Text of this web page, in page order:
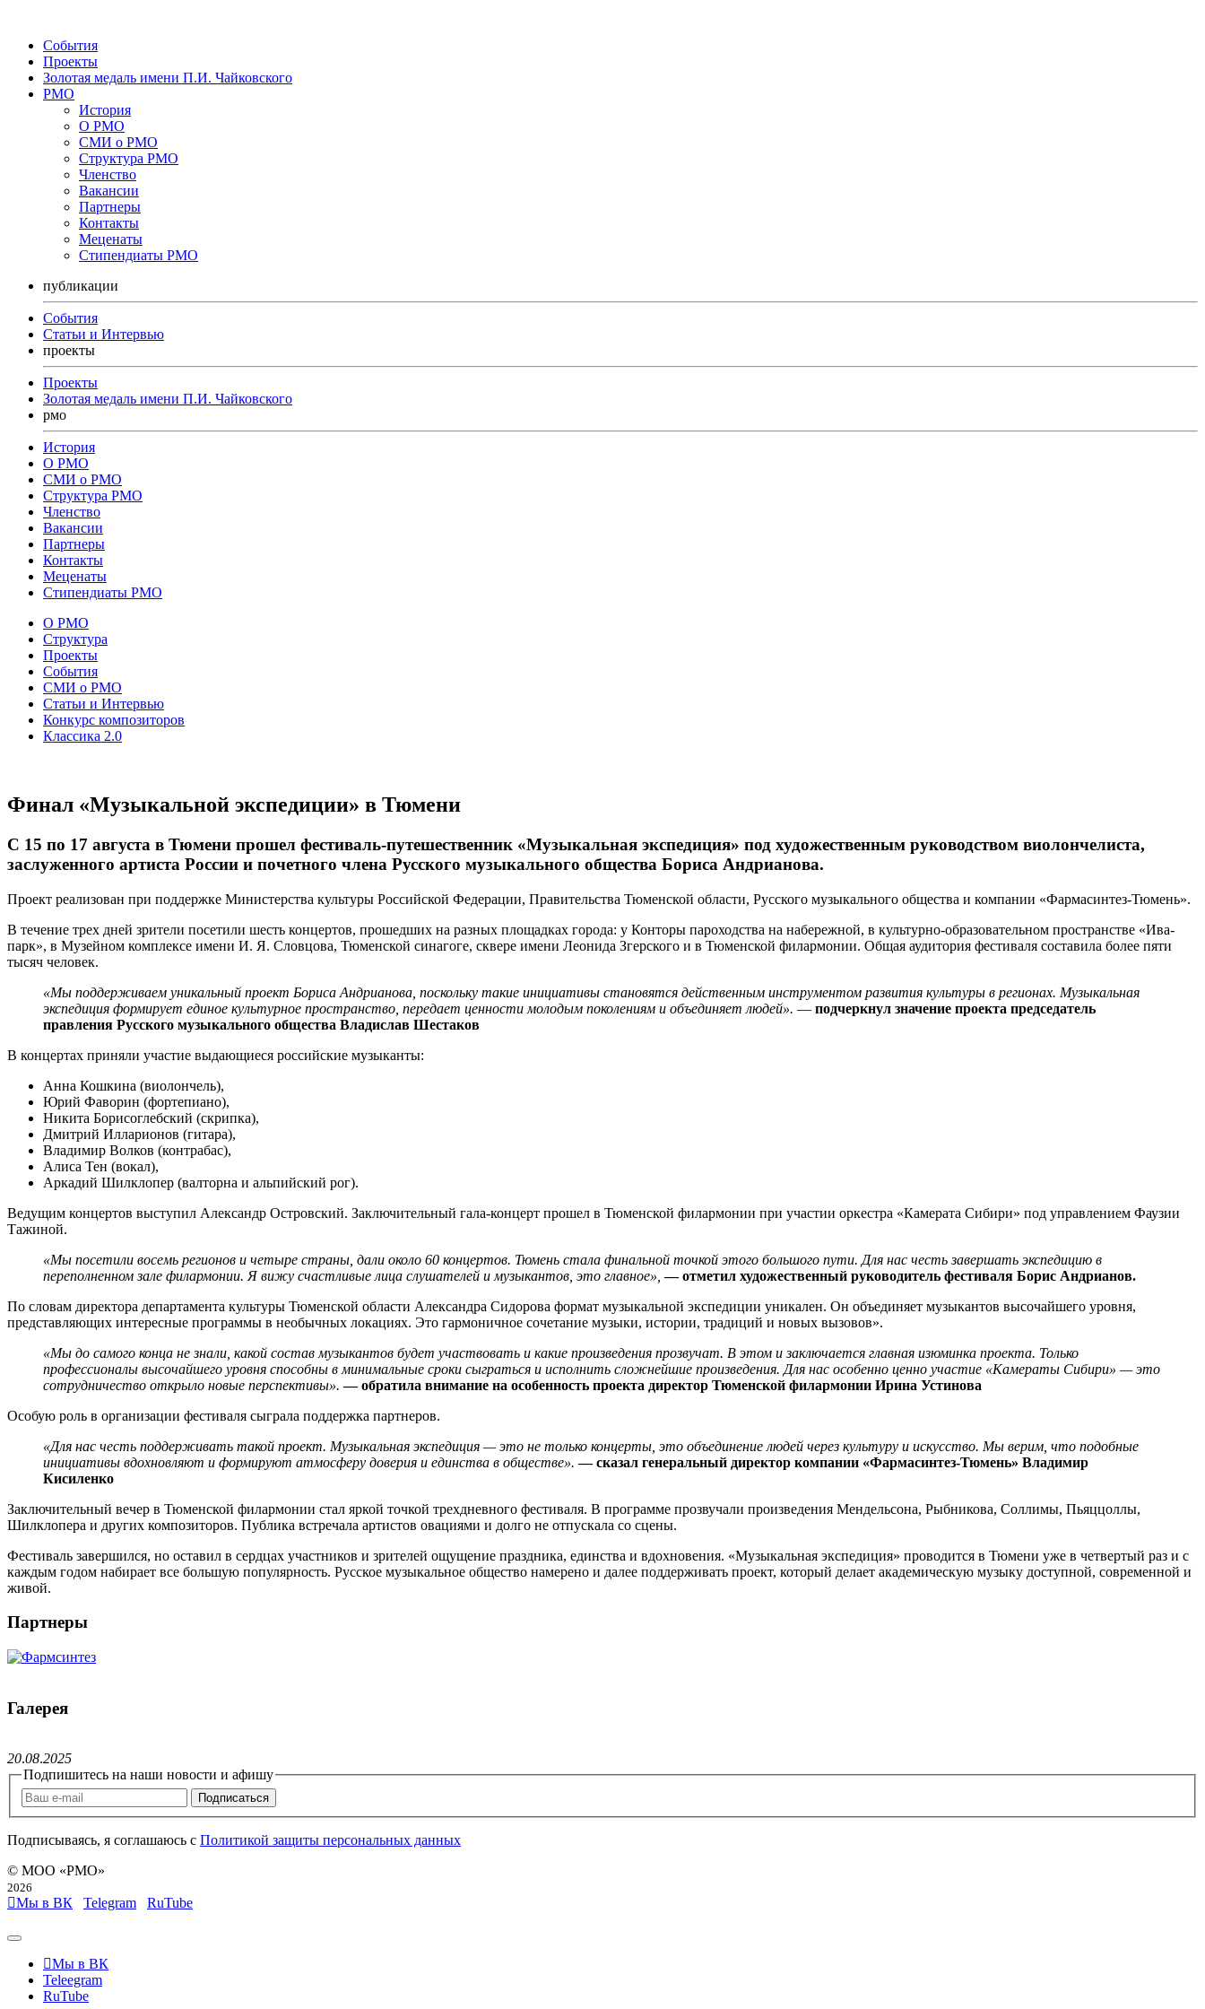
События
Проекты
Золотая медаль имени П.И. Чайковского
РМО
История
О РМО
СМИ о РМО
Структура РМО
Членство
Вакансии
Партнеры
Контакты
Меценаты
Стипендиаты РМО
публикации
События
Статьи и Интервью
проекты
Проекты
Золотая медаль имени П.И. Чайковского
рмо
История
О РМО
СМИ о РМО
Структура РМО
Членство
Вакансии
Партнеры
Контакты
Меценаты
Стипендиаты РМО
О РМО
Структура
Проекты
События
СМИ о РМО
Статьи и Интервью
Конкурс композиторов
Классика 2.0
Финал «Музыкальной экспедиции» в Тюмени
С 15 по 17 августа в Тюмени прошел фестиваль-путешественник «Музыкальная экспедиция» под художественным руководством виолончелиста,
заслуженного артиста России и почетного члена Русского музыкального общества Бориса Андрианова.
Проект реализован при поддержке Министерства культуры Российской Федерации, Правительства Тюменской области, Русского музыкального общества и компании «Фармасинтез-Тюмень».
В течение трех дней зрители посетили шесть концертов, прошедших на разных площадках города: у Конторы пароходства на набережной, в культурно-образовательном пространстве «Ива-
парк», в Музейном комплексе имени И. Я. Словцова, Тюменской синагоге, сквере имени Леонида Згерского и в Тюменской филармонии. Общая аудитория фестиваля составила более пяти
тысяч человек.
«Мы поддерживаем уникальный проект Бориса Андрианова, поскольку такие инициативы становятся действенным инструментом развития культуры в регионах. Музыкальная
экспедиция формирует единое культурное пространство, передает ценности молодым поколениям и объединяет людей». — подчеркнул значение проекта председатель
правления Русского музыкального общества Владислав Шестаков
В концертах приняли участие выдающиеся российские музыканты:
Анна Кошкина (виолончель),
Юрий Фаворин (фортепиано),
Никита Борисоглебский (скрипка),
Дмитрий Илларионов (гитара),
Владимир Волков (контрабас),
Алиса Тен (вокал),
Аркадий Шилклопер (валторна и альпийский рог).
Ведущим концертов выступил Александр Островский. Заключительный гала-концерт прошел в Тюменской филармонии при участии оркестра «Камерата Сибири» под управлением Фаузии
Тажиной.
«Мы посетили восемь регионов и четыре страны, дали около 60 концертов. Тюмень стала финальной точкой этого большого пути. Для нас честь завершать экспедицию в
переполненном зале филармонии. Я вижу счастливые лица слушателей и музыкантов, это главное», — отметил художественный руководитель фестиваля Борис Андрианов.
По словам директора департамента культуры Тюменской области Александра Сидорова формат музыкальной экспедиции уникален. Он объединяет музыкантов высочайшего уровня,
представляющих интересные программы в необычных локациях. Это гармоничное сочетание музыки, истории, традиций и новых вызовов».
«Мы до самого конца не знали, какой состав музыкантов будет участвовать и какие произведения прозвучат. В этом и заключается главная изюминка проекта. Только
профессионалы высочайшего уровня способны в минимальные сроки сыграться и исполнить сложнейшие произведения. Для нас особенно ценно участие «Камераты Сибири» — это
сотрудничество открыло новые перспективы». — обратила внимание на особенность проекта директор Тюменской филармонии Ирина Устинова
Особую роль в организации фестиваля сыграла поддержка партнеров.
«Для нас честь поддерживать такой проект. Музыкальная экспедиция — это не только концерты, это объединение людей через культуру и искусство. Мы верим, что подобные
инициативы вдохновляют и формируют атмосферу доверия и единства в обществе». — сказал генеральный директор компании «Фармасинтез-Тюмень» Владимир
Кисиленко
Заключительный вечер в Тюменской филармонии стал яркой точкой трехдневного фестиваля. В программе прозвучали произведения Мендельсона, Рыбникова, Соллимы, Пьяццоллы,
Шилклопера и других композиторов. Публика встречала артистов овациями и долго не отпускала со сцены.
Фестиваль завершился, но оставил в сердцах участников и зрителей ощущение праздника, единства и вдохновения. «Музыкальная экспедиция» проводится в Тюмени уже в четвертый раз и с
каждым годом набирает все большую популярность. Русское музыкальное общество намерено и далее поддерживать проект, который делает академическую музыку доступной, современной и
живой.
Партнеры
Галерея
20.08.2025
Подпишитесь на наши новости и афишу
Подписаться
Подписываясь, я соглашаюсь c Политикой защиты персональных данных
© МОО «РМО»
2026
Мы в ВК Telegram RuTube
Мы в ВК
Teleegram
RuTube